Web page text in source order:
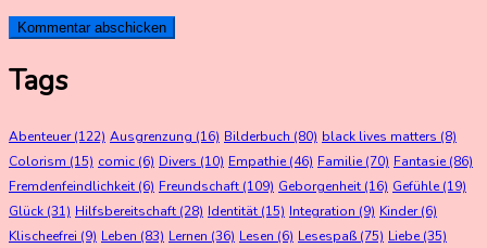
Tags
Abenteuer(122) Ausgrenzung (16) Bilderbuch (80) black lives matters (8)
Colorism (15) comic (6) Divers (10) Empathie(46) Familie(70) Fantasie(86)
Fremdenfeindlichkeit (6) Freundschaft (109) Geborgenheit (16) Gefühle(19)
Glück (31) Hilfsbereitschaft (28) Identität (15) Integration (9) Kinder(6)
Klischeefrei (9) Leben (83) Lernen (36) Lesen (6) Lesespaß (75) Liebe(35)